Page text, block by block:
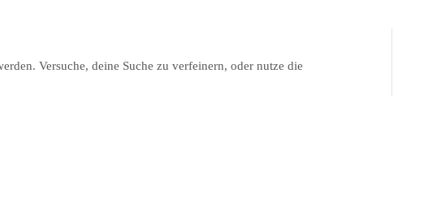
Versuche, deine Suche zu verfeinern, oder nutze die